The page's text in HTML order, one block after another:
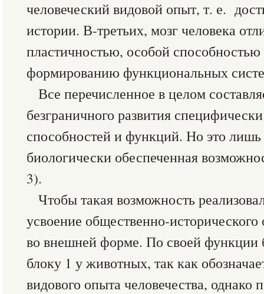
человеческий видовой опыт, т. е.
истории. В-третьих, мозг человека
пластичностью, особой
формированию функциональных
Все перечисленное в целом
безграничного развития
способностей и функций. Но это лишь
биологически обеспеченная
3).
Чтобы такая возможность
усвоение общественно-
во внешней форме. По своей функции
блоку 1 у животных, так как
видового опыта человечества, однако